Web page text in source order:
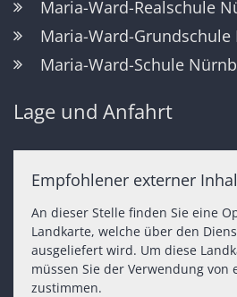
Maria-Ward-Realschule
Maria-Ward-
Maria-Ward-Schule
Lage und Anfahrt
Empfohlener externer
An dieser Stelle finden Sie eine
Landkarte, welche über den
ausgeliefert wird. Um diese
müssen Sie der Verwendung von
zustimmen.